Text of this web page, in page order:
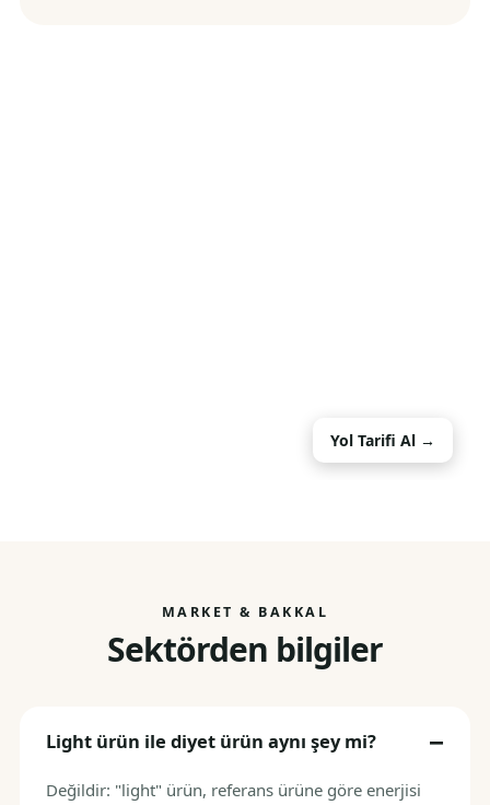
Yol Tarifi Al →
MARKET & BAKKAL
Sektörden bilgiler
Light ürün ile diyet ürün aynı şey mi?
Değildir: "light" ürün, referans ürüne göre enerjisi